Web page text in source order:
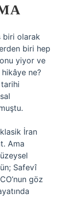
biri olarak
biri hep
yiyor ve
ne?
İran
Ama
Safevî
göz